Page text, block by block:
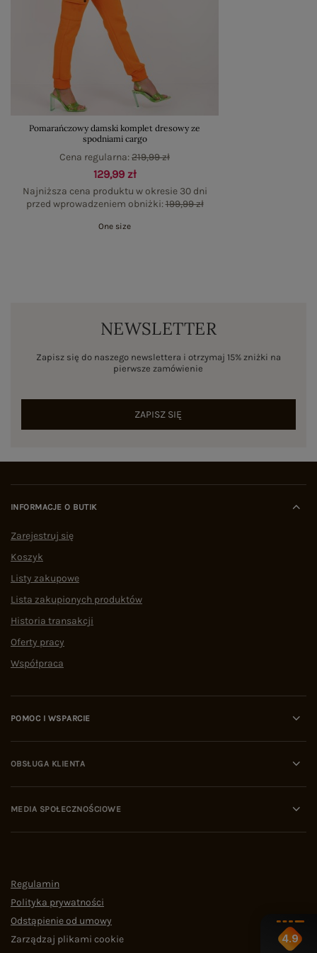
Pomarańczowy damski komplet dresowy ze
spodniami cargo
129,99 zł
Najniższa cena produktu w okresie 30 dni
przed wprowadzeniem obniżki:199,99 zł
Cena regularna:219,99 zł
One size
NEWSLETTER
Zapisz się do naszego newslettera i otrzymaj 15% zniżki na
pierwsze zamówienie
ZAPISZ SIĘ
INFORMACJE O BUTIK
Zarejestruj się
Koszyk
Listy zakupowe
Lista zakupionych produktów
Historia transakcji
Oferty pracy
Współpraca
POMOC I WSPARCIE
OBSŁUGA KLIENTA
MEDIA SPOŁECZNOŚCIOWE
Regulamin
Polityka prywatności
Odstąpienie od umowy
Zarządzaj plikami cookie
4.9